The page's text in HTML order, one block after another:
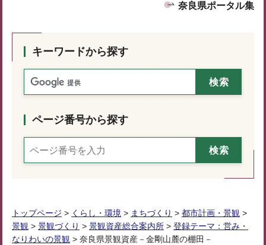
奈良県ポータル集
キーワードから探す
ページ番号から探す
トップページ > くらし・環境 > まちづくり > 都市計画・景観 >
景観 > 景観づくり > 景観資産総合案内所 > 登録テーマ：営み・
なりわいの景観 > 奈良県景観資産－金剛山麓の棚田－